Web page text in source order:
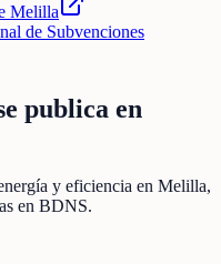
Melilla
de Subvenciones
publica en
y eficiencia en Melilla,
en BDNS.